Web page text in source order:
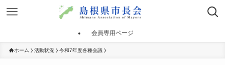
会員専用ページ
ホーム 活動状況 令和7年度各種会議